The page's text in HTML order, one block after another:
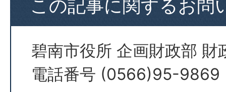
この記事に関するお問
碧南市役所 企画財政部 財
電話番号 (0566)95-9869